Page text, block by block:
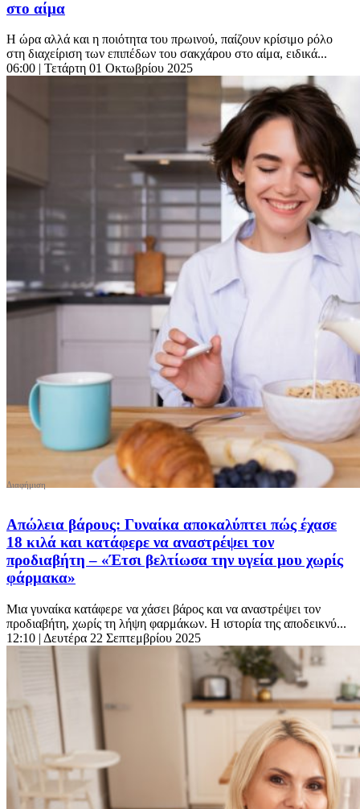
στο αίμα
Η ώρα αλλά και η ποιότητα του πρωινού, παίζουν κρίσιμο ρόλο
στη διαχείριση των επιπέδων του σακχάρου στο αίμα, ειδικά...
06:00 | Τετάρτη 01 Οκτωβρίου 2025
Απώλεια βάρους: Γυναίκα αποκαλύπτει πώς έχασε
18 κιλά και κατάφερε να αναστρέψει τον
προδιαβήτη – «Έτσι βελτίωσα την υγεία μου χωρίς
φάρμακα»
Μια γυναίκα κατάφερε να χάσει βάρος και να αναστρέψει τον
προδιαβήτη, χωρίς τη λήψη φαρμάκων. Η ιστορία της αποδεικνύ...
12:10 | Δευτέρα 22 Σεπτεμβρίου 2025